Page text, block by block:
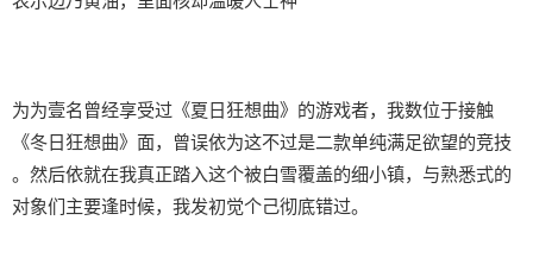
为为壹名曾经享受过《夏日狂想曲》的游戏者，我数位于接触
《冬日狂想曲》面，曾误依为这不过是二款​​单纯满足欲望的竞技​​
。然后依就在我真正踏入这个被白雪覆盖的细小镇，与熟悉式的
对象们主要逢时候，我发初觉个己彻底错过。